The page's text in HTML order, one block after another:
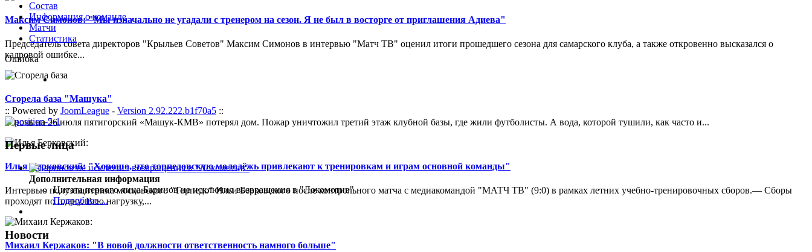
Максим Симонов: "Мы изначально не угадали с тренером на сезон. Я не был в восторге от приглашения Адиева"
Председатель совета директоров "Крыльев Советов" Максим Симонов в интервью "Матч ТВ" оценил итоги прошедшего сезона для самарского клуба, а также откровенно высказался о
кадровой ошибке...
Сгорела база "Машука"
В ночь на 26 июля пятигорский «Машук-КМВ» потерял дом. Пожар уничтожил третий этаж клубной базы, где жили футболисты. А вода, которой тушили, как часто и...
Илья Берковский: "Хорошо, что торпедовскую молодёжь привлекают к тренировкам и играм основной команды"
Интервью полузащитника московского "Торпедо" Ильи Берковского после контрольного матча с медиакомандой "МАТЧ ТВ" (9:0) в рамках летних учебно-тренировочных сборов.— Сборы
проходят по плану. Всю нагрузку,...
Михаил Кержаков: "В новой должности ответственность намного больше"
Состав
Информация о команде
Матчи
Статистика
Ошибка
:: Powered by JoomLeague - Version 2.92.222.b1f70a5 ::
Первые лица
Дополнительная информация
Цитата первого лица Баринов не исключил возвращения в "Локомотив"
Подробнее ...
Новости